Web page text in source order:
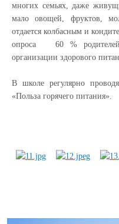
многих семьях, даже
мало овощей, фруктов,
отдается колбасным и
опроса 60 %
организации здорового
В школе регулярно
«Польза горячего питания».